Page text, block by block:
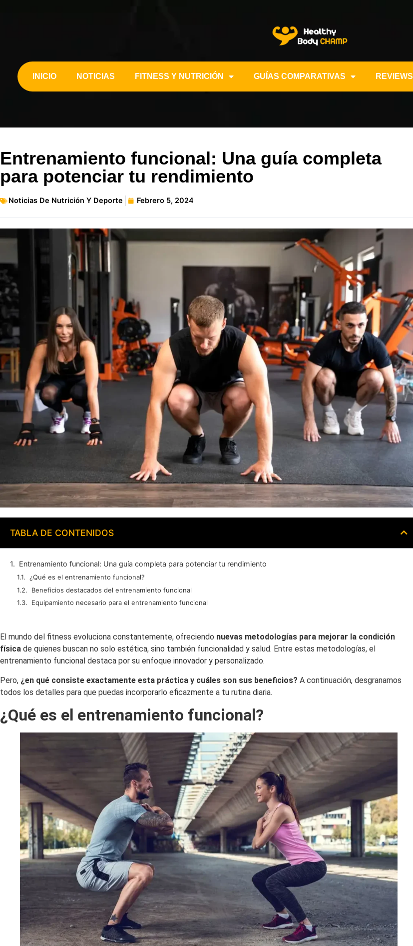
INICIO NOTICIAS FITNESS Y NUTRICIÓN GUÍAS COMPARATIVAS REVIEWS
Entrenamiento funcional: Una guía completa
para potenciar tu rendimiento
Noticias De Nutrición Y Deporte Febrero 5, 2024
TABLA DE CONTENIDOS
Entrenamiento funcional: Una guía completa para potenciar tu rendimiento
¿Qué es el entrenamiento funcional?
Beneficios destacados del entrenamiento funcional
Equipamiento necesario para el entrenamiento funcional
El mundo del fitness evoluciona constantemente, ofreciendo nuevas metodologías para mejorar la condición
física de quienes buscan no solo estética, sino también funcionalidad y salud. Entre estas metodologías, el
entrenamiento funcional destaca por su enfoque innovador y personalizado.
Pero, ¿en qué consiste exactamente esta práctica y cuáles son sus beneficios? A continuación, desgranamos
todos los detalles para que puedas incorporarlo eficazmente a tu rutina diaria.
¿Qué es el entrenamiento funcional?